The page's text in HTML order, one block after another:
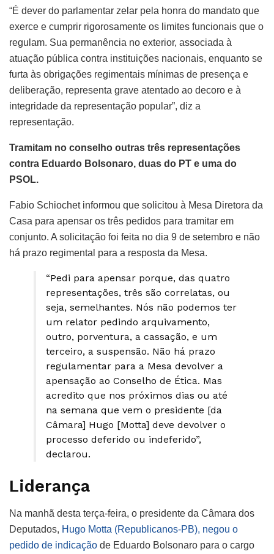
“É dever do parlamentar zelar pela honra do mandato que
exerce e cumprir rigorosamente os limites funcionais que o
regulam. Sua permanência no exterior, associada à
atuação pública contra instituições nacionais, enquanto se
furta às obrigações regimentais mínimas de presença e
deliberação, representa grave atentado ao decoro e à
integridade da representação popular”, diz a
representação.
Tramitam no conselho outras três representações
contra Eduardo Bolsonaro, duas do PT e uma do
PSOL.
Fabio Schiochet informou que solicitou à Mesa Diretora da
Casa para apensar os três pedidos para tramitar em
conjunto. A solicitação foi feita no dia 9 de setembro e não
há prazo regimental para a resposta da Mesa.
“Pedi para apensar porque, das quatro
representações, três são correlatas, ou
seja, semelhantes. Nós não podemos ter
um relator pedindo arquivamento,
outro, porventura, a cassação, e um
terceiro, a suspensão. Não há prazo
regulamentar para a Mesa devolver a
apensação ao Conselho de Ética. Mas
acredito que nos próximos dias ou até
na semana que vem o presidente [da
Câmara] Hugo [Motta] deve devolver o
processo deferido ou indeferido”,
declarou.
Liderança
Na manhã desta terça-feira, o presidente da Câmara dos
Deputados, Hugo Motta (Republicanos-PB), negou o
pedido de indicação de Eduardo Bolsonaro para o cargo